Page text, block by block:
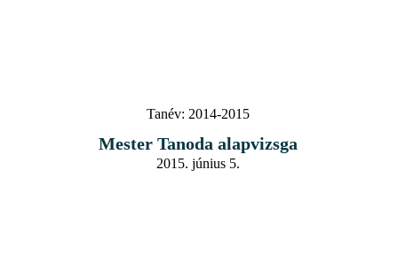
Tanév: 2014-2015
Mester Tanoda alapvizsga
2015. június 5.